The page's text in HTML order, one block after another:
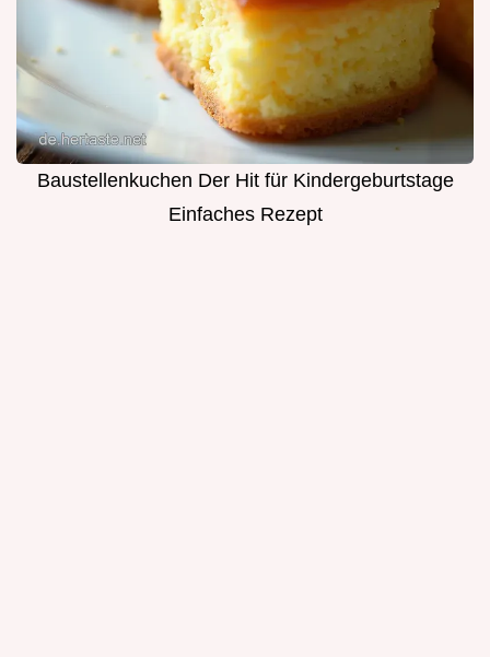
Baustellenkuchen Der Hit für Kindergeburtstage
Einfaches Rezept